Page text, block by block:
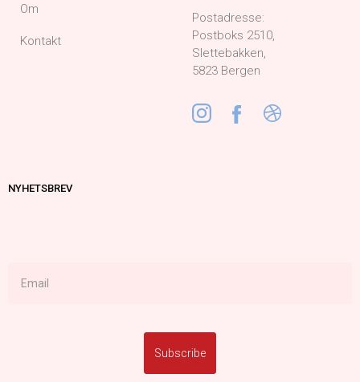
Om
Kontakt
Postadresse:
Postboks 2510,
Slettebakken,
5823 Bergen
NYHETSBREV